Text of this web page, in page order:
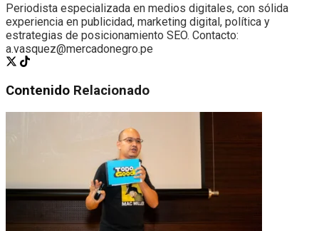
Periodista especializada en medios digitales, con sólida
experiencia en publicidad, marketing digital, política y
estrategias de posicionamiento SEO. Contacto:
a.vasquez@mercadonegro.pe
Contenido Relacionado